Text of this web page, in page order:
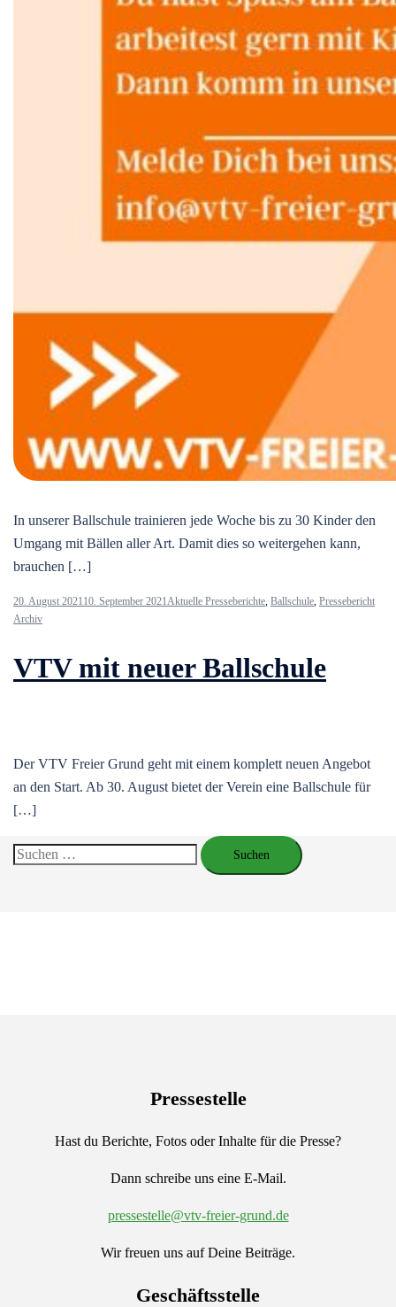
In unserer Ballschule trainieren jede Woche bis zu 30 Kinder den
Umgang mit Bällen aller Art. Damit dies so weitergehen kann,
brauchen […]
20. August 2021 10. September 2021 Aktuelle Presseberichte Ballschule Pressebericht
Archiv
VTV mit neuer Ballschule
Der VTV Freier Grund geht mit einem komplett neuen Angebot
an den Start. Ab 30. August bietet der Verein eine Ballschule für
[…]
Suchen
Pressestelle
Hast du Berichte, Fotos oder Inhalte für die Presse?
Dann schreibe uns eine E-Mail.
pressestelle@vtv-freier-grund.de
Wir freuen uns auf Deine Beiträge.
Geschäftsstelle